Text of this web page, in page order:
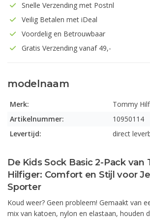
Snelle Verzending met Postnl
Veilig Betalen met iDeal
Voordelig en Betrouwbaar
Gratis Verzending vanaf 49,-
modelnaam
Merk:
Tommy
Artikelnummer:
10950114
Levertijd:
direct
De Kids Sock Basic 2-Pack van
Hilfiger: Comfort en Stijl voor
Sporter
Koud weer? Geen probleem! Gemaakt van
mix van katoen, nylon en elastaan, houden